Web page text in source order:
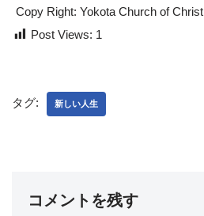
Copy Right: Yokota Church of Christ
Post Views: 1
タグ: 新しい人生
コメントを残す